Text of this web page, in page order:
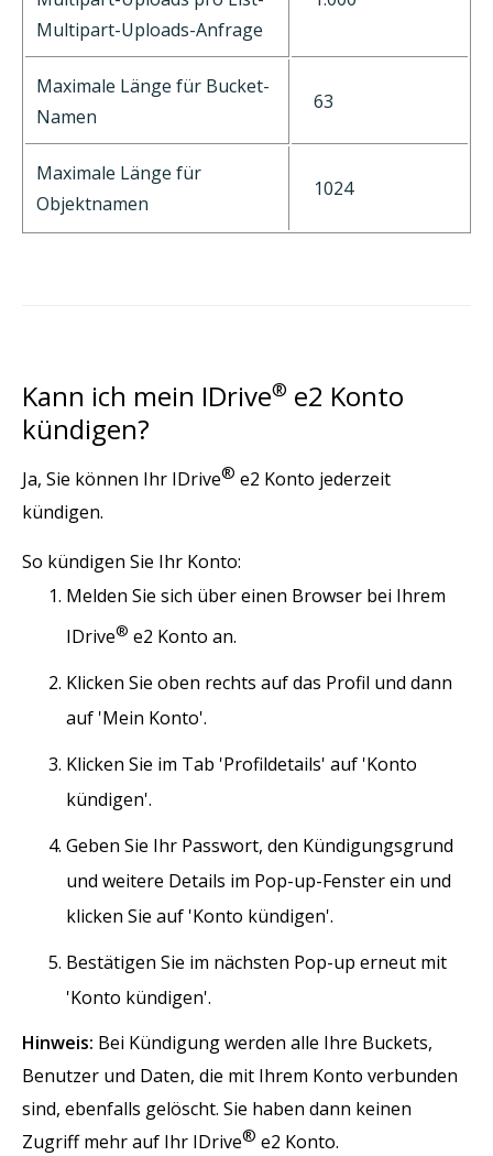
Multipart-Uploads-Anfrage
Maximale Länge für Bucket-
Namen
63
Maximale Länge für
Objektnamen
1024
Kann ich mein IDrive® e2 Konto
kündigen?
Ja, Sie können Ihr IDrive® e2 Konto jederzeit
kündigen.
So kündigen Sie Ihr Konto:
Melden Sie sich über einen Browser bei Ihrem
IDrive® e2 Konto an.
Klicken Sie oben rechts auf das Profil und dann
auf 'Mein Konto'.
Klicken Sie im Tab 'Profildetails' auf 'Konto
kündigen'.
Geben Sie Ihr Passwort, den Kündigungsgrund
und weitere Details im Pop-up-Fenster ein und
klicken Sie auf 'Konto kündigen'.
Bestätigen Sie im nächsten Pop-up erneut mit
'Konto kündigen'.
Hinweis: Bei Kündigung werden alle Ihre Buckets,
Benutzer und Daten, die mit Ihrem Konto verbunden
sind, ebenfalls gelöscht. Sie haben dann keinen
Zugriff mehr auf Ihr IDrive® e2 Konto.